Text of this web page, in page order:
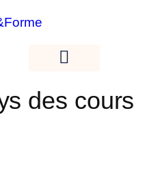
des cours